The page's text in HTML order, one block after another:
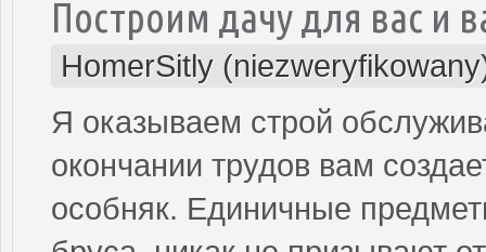
Построим дачу для вас и
HomerSitly
Я оказываем строй
окончании трудов вам
особняк. Единичные